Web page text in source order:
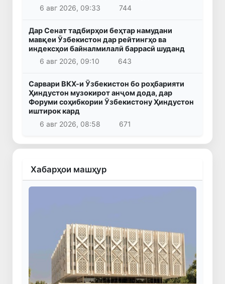
6 авг 2026, 09:33
744
Дар Сенат тадбирҳои беҳтар намудани
мавқеи Ӯзбекистон дар рейтингҳо ва
индексҳои байналмилалӣ баррасӣ шуданд
6 авг 2026, 09:10
643
Сарвари ВКХ-и Ӯзбекистон бо роҳбарияти
Ҳиндустон музокирот анҷом дода, дар
Форуми соҳибкории Ӯзбекистону Ҳиндустон
иштирок кард
6 авг 2026, 08:58
671
Хабарҳои машҳур